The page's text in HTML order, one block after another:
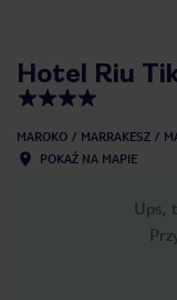
Hotel Riu
MAROKO MARRAKESZ
POKAŻ NA MAPIE
Ups,